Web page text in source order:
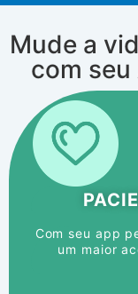
Mude a
com
Com seu app
um maior